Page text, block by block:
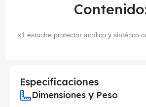
x1 estuche protector acrílico y sintético
Especificaciones
Dimensiones y Peso